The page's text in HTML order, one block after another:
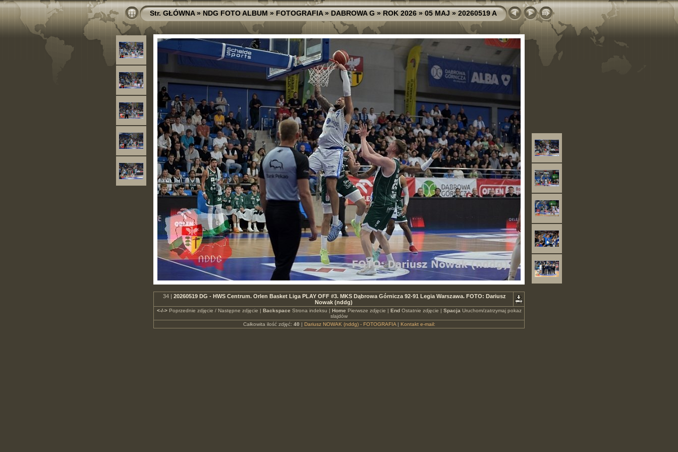
Str. GŁÓWNA»NDG FOTO ALBUM»FOTOGRAFIA»DABROWA G»ROK 2026»05 MAJ»20260519 A
34 | 20260519 DG - HWS Centrum. Orlen Basket Liga PLAY OFF #3. MKS Dąbrowa Górnicza 92-91 Legia Warszawa. FOTO: Dariusz
Nowak (nddg)
<-/->Poprzednie zdjęcie / Następne zdjęcie | Backspace Strona indeksu | Home Pierwsze zdjęcie | EndOstatnie zdjęcie | Spacja Uruchom/zatrzymaj pokaz
slajdów
Całkowita ilość zdjęć: 40 | Dariusz NOWAK (nddg) - FOTOGRAFIA| Kontakt e-mail: